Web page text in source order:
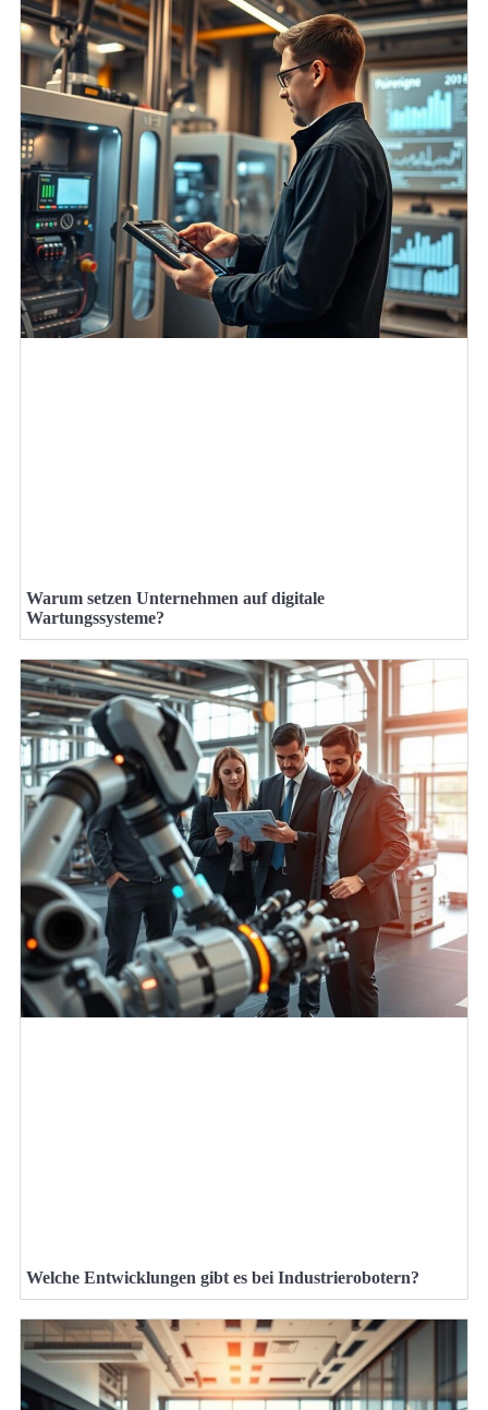
Warum setzen Unternehmen auf digitale
Wartungssysteme?
Welche Entwicklungen gibt es bei Industrierobotern?